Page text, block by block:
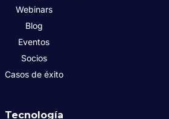
Webinars
Blog
Eventos
Socios
Casos de éxito
Tecnología